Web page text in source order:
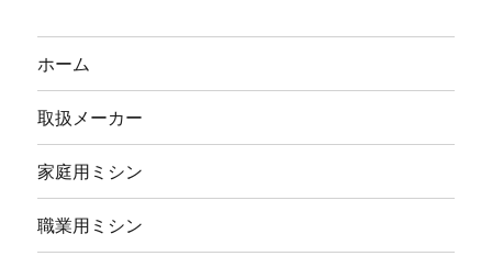
ホーム
取扱メーカー
家庭用ミシン
職業用ミシン